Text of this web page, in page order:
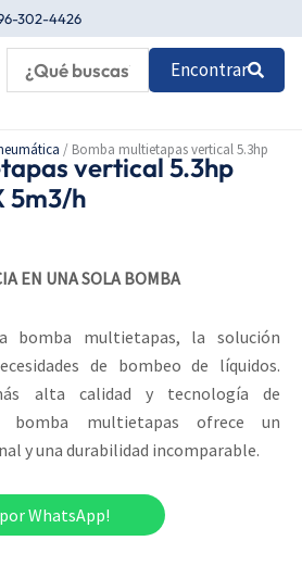
302-4426
Encontrar
/ Bomba multietapas vertical 5.3hp
vertical 5.3hp
5m3/h
EN UNA SOLA BOMBA
bomba multietapas, la solución
de bombeo de líquidos.
alta calidad y tecnología de
bomba multietapas ofrece un
y una durabilidad incomparable.
WhatsApp!